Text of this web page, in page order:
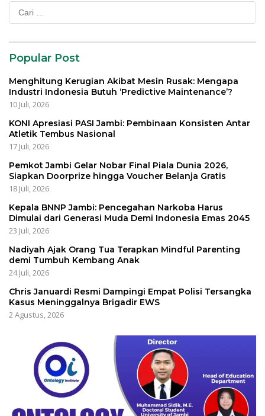
Cari
untuk:
Popular Post
Menghitung Kerugian Akibat Mesin Rusak: Mengapa
Industri Indonesia Butuh ‘Predictive Maintenance’?
10 Juli, 2026
KONI Apresiasi PASI Jambi: Pembinaan Konsisten Antar
Atletik Tembus Nasional
17 Juli, 2026
Pemkot Jambi Gelar Nobar Final Piala Dunia 2026,
Siapkan Doorprize hingga Voucher Belanja Gratis
18 Juli, 2026
Kepala BNNP Jambi: Pencegahan Narkoba Harus
Dimulai dari Generasi Muda Demi Indonesia Emas 2045
23 Juli, 2026
Nadiyah Ajak Orang Tua Terapkan Mindful Parenting
demi Tumbuh Kembang Anak
24 Juli, 2026
Chris Januardi Resmi Dampingi Empat Polisi Tersangka
Kasus Meninggalnya Brigadir EWS
2 Agustus, 2026